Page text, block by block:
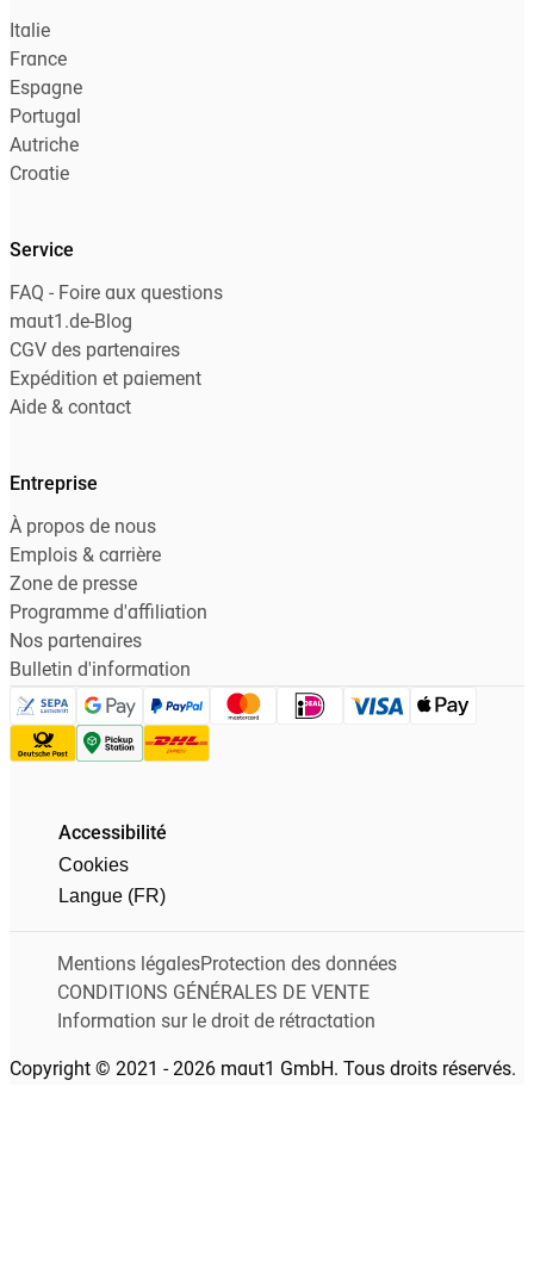
Italie
France
Espagne
Portugal
Autriche
Croatie
Service
FAQ - Foire aux questions
maut1.de-Blog
CGV des partenaires
Expédition et paiement
Aide & contact
Entreprise
À propos de nous
Emplois & carrière
Zone de presse
Programme d'affiliation
Nos partenaires
Bulletin d'information
Accessibilité
Cookies
Langue (FR)
Copyright © 2021 - 2026 maut1 GmbH. Tous droits réservés.
Mentions légalesProtection des données
CONDITIONS GÉNÉRALES DE VENTE
Information sur le droit de rétractation